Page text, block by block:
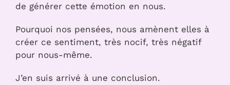
de générer cette émotion en nous.
Pourquoi nos pensées, nous amènent elles à
créer ce sentiment, très nocif, très négatif
pour nous-même.
J’en suis arrivé à une conclusion.